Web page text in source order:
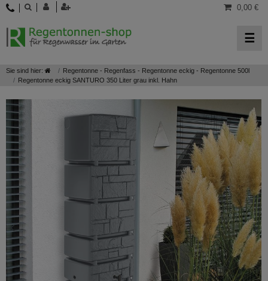
0,00 €
☰
Sie sind hier:
Regentonne - Regenfass - Regentonne eckig - Regentonne 500l
Regentonne eckig SANTURO 350 Liter grau inkl. Hahn